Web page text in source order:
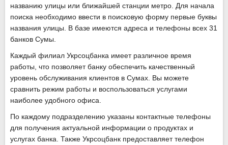
названию улицы или ближайшей станции метро. Для начала
поиска необходимо ввести в поисковую форму первые буквы
названия улицы. В базе имеются адреса и телефоны всех 31
банков Сумы.
Каждый филиал Укрсоцбанка имеет различное время
работы, что позволяет банку обеспечить качественный
уровень обслуживания клиентов в Сумах. Вы можете
сравнить режим работы и воспользоваться услугами
наиболее удобного офиса.
По каждому подразделению указаны контактные телефоны
для получения актуальной информации о продуктах и
услугах банка. Также Укрсоцбанк предоставляет телефон